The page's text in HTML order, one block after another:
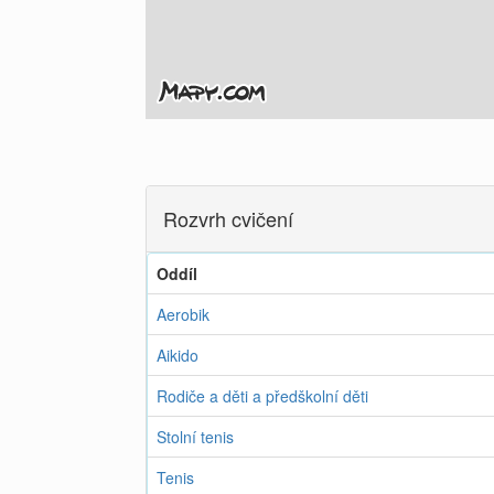
Rozvrh cvičení
Oddíl
Aerobik
Aikido
Rodiče a děti a předškolní děti
Stolní tenis
Tenis